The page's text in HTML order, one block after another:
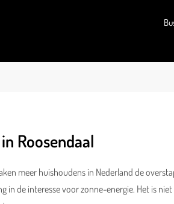
Roosendaal
meer huishoudens in Nederland de
in de interesse voor zonne-energie. Het is